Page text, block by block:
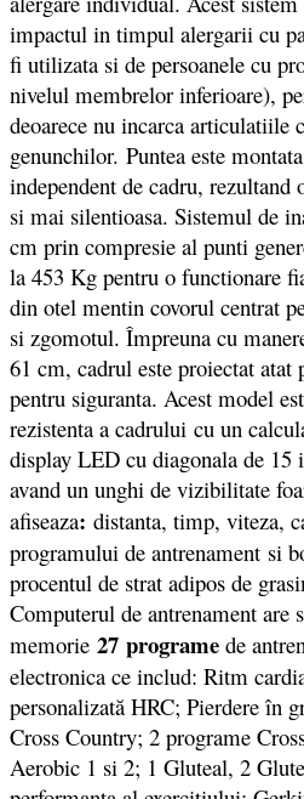
impactul in timpul alergarii cu
fi utilizata si de persoanele cu
nivelul membrelor inferioare),
deoarece nu incarca articulatiile
genunchilor. Puntea este
independent de cadru, rezultand
si mai silentioasa. Sistemul de
cm prin compresie al punti
la 453 Kg pentru o functionare
din otel mentin covorul centrat
si zgomotul. Împreuna cu
61 cm, cadrul este proiectat atat
pentru siguranta. Acest model
rezistenta a cadrului cu un
display LED cu diagonala de
avand un unghi de vizibilitate
afiseaza: distanta, timp, viteza,
programului de antrenament si
procentul de strat adipos de
Computerul de antrenament are
memorie 27 programe de
electronica ce includ: Ritm
personalizată HRC; Pierdere în
Cross Country; 2 programe
Aerobic 1 si 2; 1 Gluteal, 2